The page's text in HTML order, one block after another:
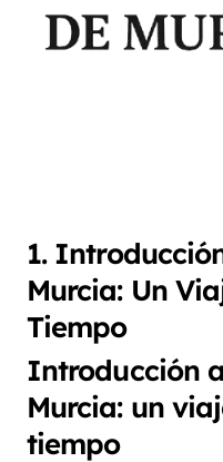
1.
Murcia: Un
Tiempo
Introducción
Murcia: un
tiempo